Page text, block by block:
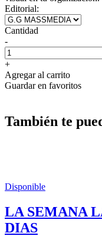
Editorial:
Cantidad
-
+
Agregar al carrito
Guardar en favoritos
También te
Disponible
LA SEMANA
DIAS